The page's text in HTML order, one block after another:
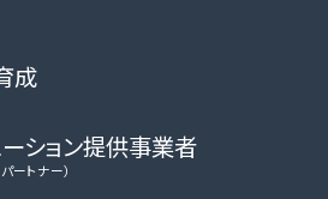
成
ーション提供事業者
ートナー）